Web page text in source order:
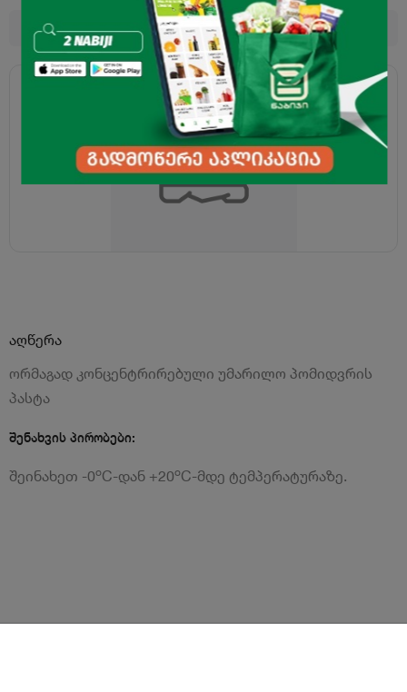
აღწერა
ორმაგად კონცენტრირებული უმარილო პომიდვრის
პასტა
შენახვის პირობები:
შეინახეთ -0oC-დან +20oC-მდე ტემპერატურაზე.